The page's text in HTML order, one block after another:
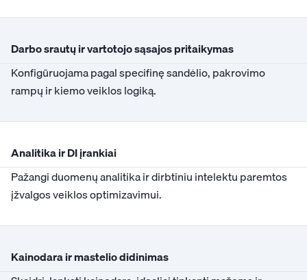
Darbo srautų ir vartotojo sąsajos pritaikymas
Konfigūruojama pagal specifinę sandėlio, pakrovimo
rampų ir kiemo veiklos logiką.
Analitika ir DI įrankiai
Pažangi duomenų analitika ir dirbtiniu intelektu paremtos
įžvalgos veiklos optimizavimui.
Kainodara ir mastelio didinimas